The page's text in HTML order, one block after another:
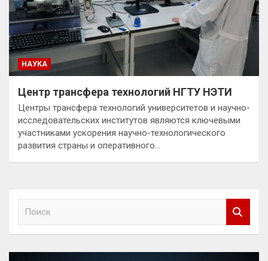
НАУКА
Центр трансфера технологий НГТУ НЭТИ
Центры трансфера технологий университетов и научно-
исследовательских институтов являются ключевыми
участниками ускорения научно-технологического
развития страны и оперативного…
к